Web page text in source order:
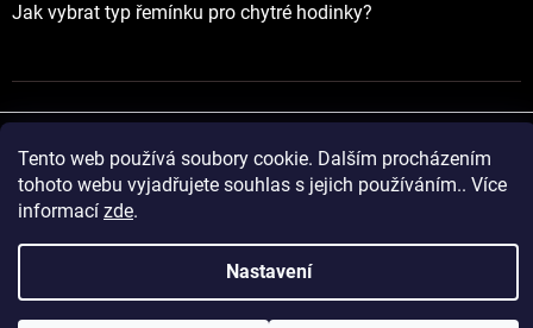
Tento web používá soubory cookie. Dalším procházením
tohoto webu vyjadřujete souhlas s jejich používáním.. Více
informací zde.
Nastavení
Jak vybrat typ řemínku pro chytré hodinky?
Vytvořil Shoptet
Copyright 2026yourApple.cz. Všechna práva vyhrazena.